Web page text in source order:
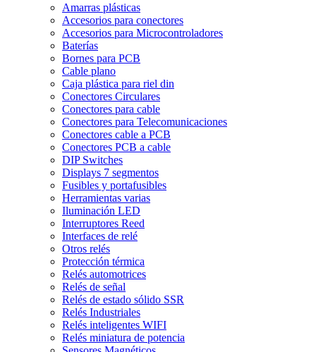
Amarras plásticas
Accesorios para conectores
Accesorios para Microcontroladores
Baterías
Bornes para PCB
Cable plano
Caja plástica para riel din
Conectores Circulares
Conectores para cable
Conectores para Telecomunicaciones
Conectores cable a PCB
Conectores PCB a cable
DIP Switches
Displays 7 segmentos
Fusibles y portafusibles
Herramientas varias
Iluminación LED
Interruptores Reed
Interfaces de relé
Otros relés
Protección térmica
Relés automotrices
Relés de señal
Relés de estado sólido SSR
Relés Industriales
Relés inteligentes WIFI
Relés miniatura de potencia